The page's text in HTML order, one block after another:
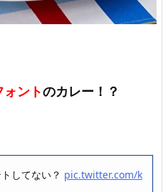
ォントのカレー！？
してない？ pic.twitter.com/k